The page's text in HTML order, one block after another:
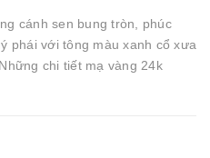
cánh sen bung tròn, phúc
phái với tông màu xanh cổ xưa
chi tiết mạ vàng 24k